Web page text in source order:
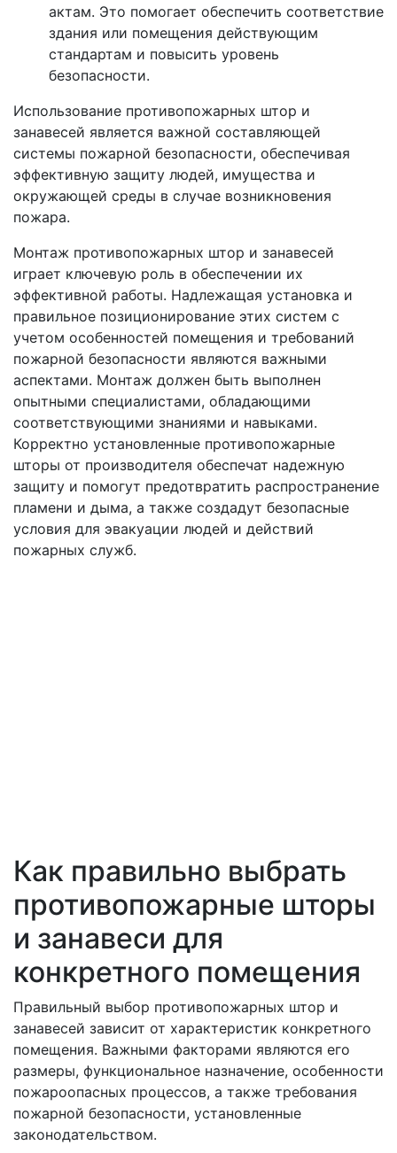
актам. Это помогает обеспечить соответствие
здания или помещения действующим
стандартам и повысить уровень
безопасности.
Использование противопожарных штор и
занавесей является важной составляющей
системы пожарной безопасности, обеспечивая
эффективную защиту людей, имущества и
окружающей среды в случае возникновения
пожара.
Монтаж противопожарных штор и занавесей
играет ключевую роль в обеспечении их
эффективной работы. Надлежащая установка и
правильное позиционирование этих систем с
учетом особенностей помещения и требований
пожарной безопасности являются важными
аспектами. Монтаж должен быть выполнен
опытными специалистами, обладающими
соответствующими знаниями и навыками.
Корректно установленные противопожарные
шторы от производителя обеспечат надежную
защиту и помогут предотвратить распространение
пламени и дыма, а также создадут безопасные
условия для эвакуации людей и действий
пожарных служб.
Как правильно выбрать
противопожарные шторы
и занавеси для
конкретного помещения
Правильный выбор противопожарных штор и
занавесей зависит от характеристик конкретного
помещения. Важными факторами являются его
размеры, функциональное назначение, особенности
пожароопасных процессов, а также требования
пожарной безопасности, установленные
законодательством.